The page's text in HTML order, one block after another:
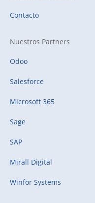
Contacto
Nuestros Partners
Odoo
Salesforce
Microsoft 365
Sage
SAP
Mirall Digital
Winfor Systems